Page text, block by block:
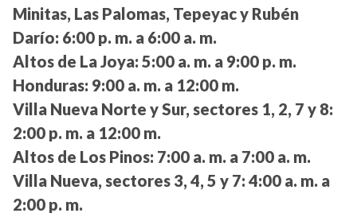
Minitas, Las Palomas, Tepeyac y Rubén
Darío: 6:00 p. m. a 6:00 a. m.
Altos de La Joya: 5:00 a. m. a 9:00 p. m.
Honduras: 9:00 a. m. a 12:00 m.
Villa Nueva Norte y Sur, sectores 1, 2, 7 y 8:
2:00 p. m. a 12:00 m.
Altos de Los Pinos: 7:00 a. m. a 7:00 a. m.
Villa Nueva, sectores 3, 4, 5 y 7: 4:00 a. m. a
2:00 p. m.